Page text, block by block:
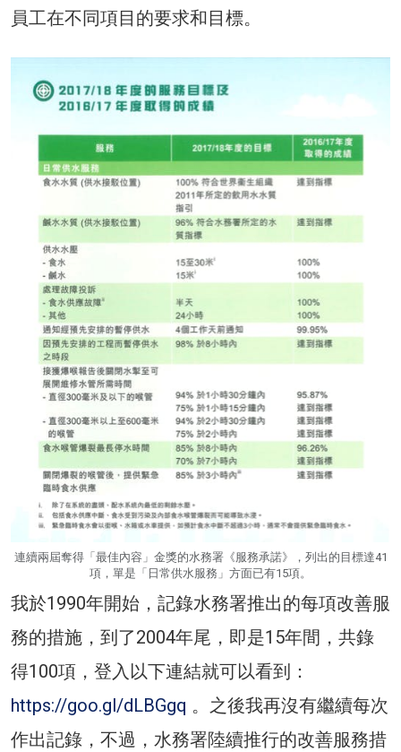
員工在不同項目的要求和目標。
連續兩屆奪得「最佳內容」金獎的水務署《服務承諾》，列出的目標達41
項，單是「日常供水服務」方面已有15項。
我於1990年開始，記錄水務署推出的每項改善服
務的措施，到了2004年尾，即是15年間，共錄
得100項，登入以下連結就可以看到：
https://goo.gl/dLBGgq 。之後我再沒有繼續每次
作出記錄，不過，水務署陸續推行的改善服務措